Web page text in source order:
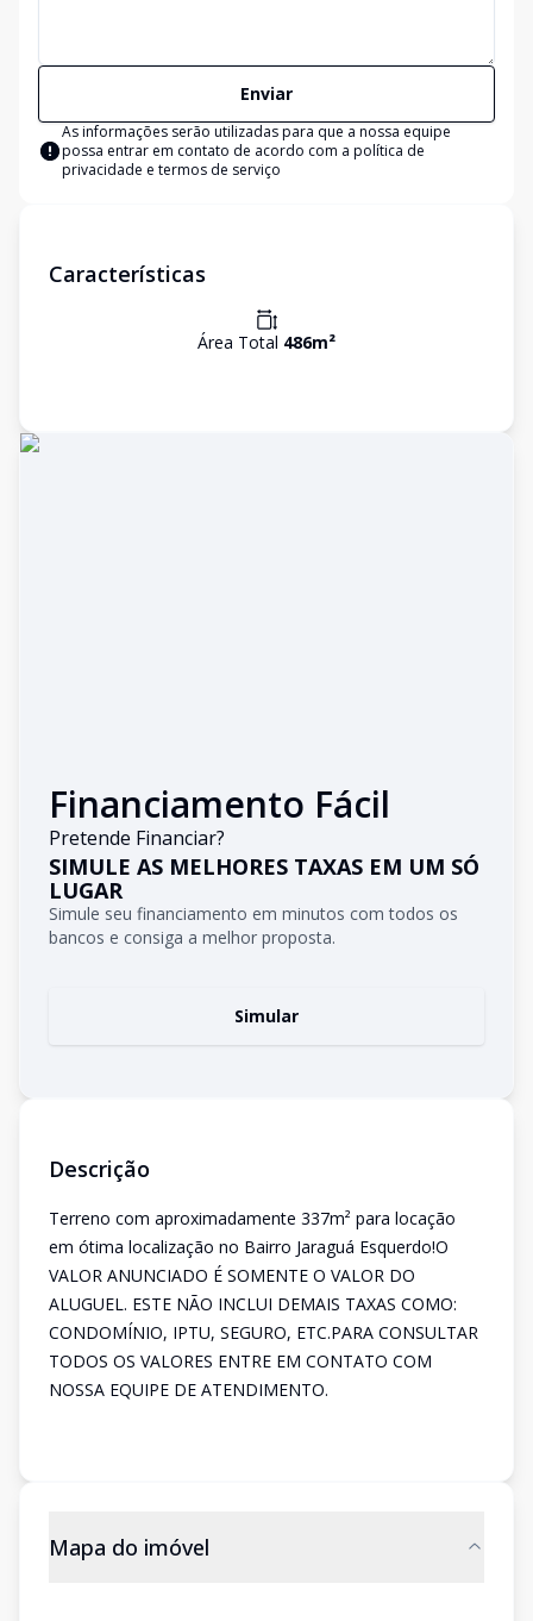
Enviar
As informações serão utilizadas para que a nossa equipe
possa entrar em contato de acordo com a política de
privacidade e termos de serviço
Características
Área Total 486m²
Financiamento Fácil
Pretende Financiar?
SIMULE AS MELHORES TAXAS EM UM SÓ
LUGAR
Simule seu financiamento em minutos com todos os
bancos e consiga a melhor proposta.
Simular
Descrição
Terreno com aproximadamente 337m² para locação
em ótima localização no Bairro Jaraguá Esquerdo!O
VALOR ANUNCIADO É SOMENTE O VALOR DO
ALUGUEL. ESTE NÃO INCLUI DEMAIS TAXAS COMO:
CONDOMÍNIO, IPTU, SEGURO, ETC.PARA CONSULTAR
TODOS OS VALORES ENTRE EM CONTATO COM
NOSSA EQUIPE DE ATENDIMENTO.
Mapa do imóvel